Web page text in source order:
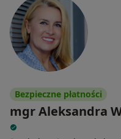
Bezpieczne płatności
mgr Aleksandra